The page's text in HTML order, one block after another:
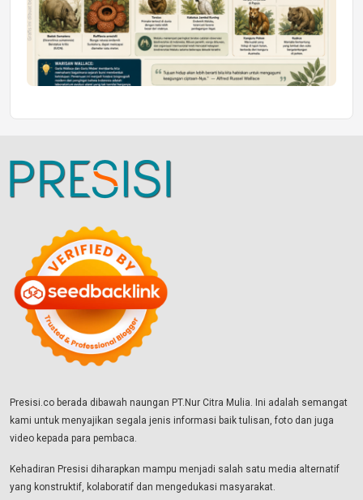
Presisi.co berada dibawah naungan PT.Nur Citra Mulia. Ini adalah semangat
kami untuk menyajikan segala jenis informasi baik tulisan, foto dan juga
video kepada para pembaca.
Kehadiran Presisi diharapkan mampu menjadi salah satu media alternatif
yang konstruktif, kolaboratif dan mengedukasi masyarakat.